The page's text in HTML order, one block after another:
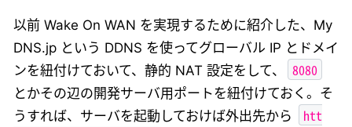
以前 Wake On WAN を実現するために紹介した、My
DNS.jp という DDNS を使ってグローバル IP とドメイ
ンを紐付けておいて、静的 NAT 設定をして、
8080
とかその辺の開発サーバ用ポートを紐付けておく。そ
うすれば、サーバを起動しておけば外出先から
htt